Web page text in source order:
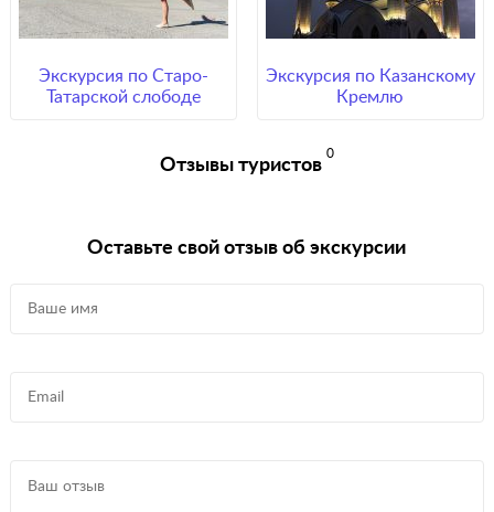
Экскурсия по Старо-
Татарской слободе
Экскурсия по Казанскому
Кремлю
Отзывы туристов
0
Оставьте свой отзыв об экскурсии